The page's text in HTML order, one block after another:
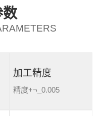
数
加工精度
精度+¬_0.005